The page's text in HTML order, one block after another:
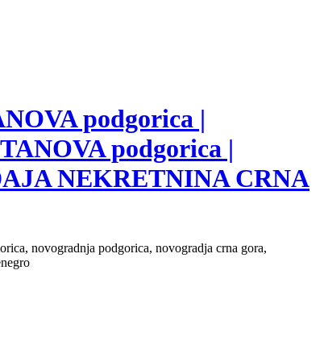
podgorica |
podgorica |
NEKRETNINA CRNA
novogradnja podgorica, novogradja crna gora,